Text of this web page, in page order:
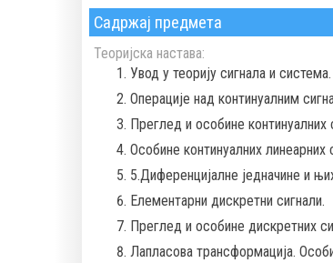
Садржај предмета
Теоријска настава:
Увод у теорију сигнала и
Операције над континуалним
Преглед и особине континуалних
Особине континуалних линеарних
5.Диференцијалне једначине и
Елементарни дискретни сигнали.
Преглед и особине дискретних
Лапласова трансформација.